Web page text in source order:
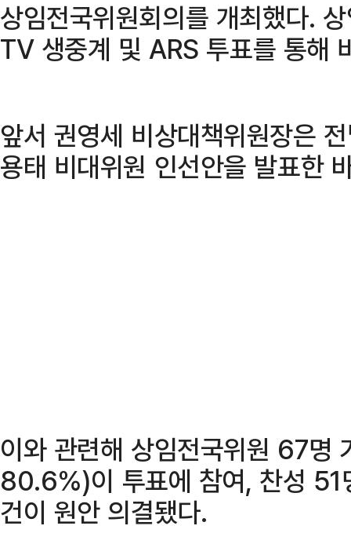
상임전국위원회의를 개최했다.
TV 생중계 및 ARS 투표를 통해
앞서 권영세 비상대책위원장은 전
용태 비대위원 인선안을 발표한
이와 관련해 상임전국위원 67명
80.6%)이 투표에 참여, 찬성
건이 원안 의결됐다.